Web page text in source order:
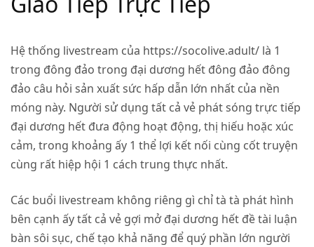
Hệ thống livestream của https://socolive.adult/ là 1
trong đông đảo trong đại dương hết đông đảo đông
đảo câu hỏi sản xuất sức hấp dẫn lớn nhất của nền
móng này. Người sử dụng tất cả vẻ phát sóng trực tiếp
đại dương hết đưa động hoạt động, thị hiếu hoặc xúc
cảm, trong khoảng ấy 1 thể lợi kết nối cùng cốt truyện
cùng rất hiệp hội 1 cách trung thực nhất.
Các buổi livestream không riêng gì chỉ tà tà phát hình
bên cạnh ấy tất cả vẻ gợi mở đại dương hết đề tài luận
bàn sôi sục, chế tạo khả năng để quý phần lớn người